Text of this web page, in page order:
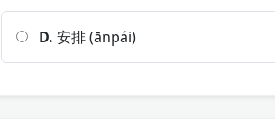
D. 安排 (ānpái)